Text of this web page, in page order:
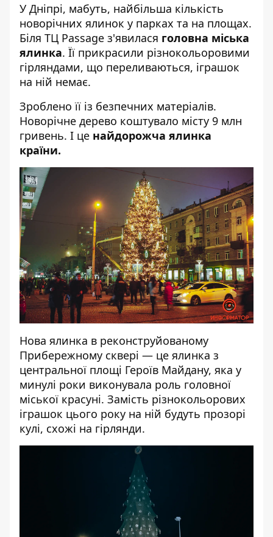
У Дніпрі, мабуть, найбільша кількість
новорічних ялинок у парках та на площах.
Біля ТЦ Passage з'явилася головна міська
ялинка. Її прикрасили різнокольоровими
гірляндами, що переливаються, іграшок
на ній немає.
Зроблено її із безпечних матеріалів.
Новорічне дерево коштувало місту 9 млн
гривень. І це найдорожча ялинка
країни.
Нова ялинка в реконструйованому
Прибережному сквері — це ялинка з
центральної площі Героїв Майдану, яка у
минулі роки виконувала роль головної
міської красуні. Замість різнокольорових
іграшок цього року на ній будуть прозорі
кулі, схожі на гірлянди.